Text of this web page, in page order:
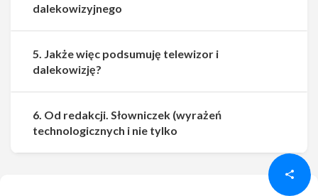
Udostępnij
dalekowizyjnego
5. Jakże więc podsumuję telewizor i
dalekowizję?
6. Od redakcji. Słowniczek (wyrażeń
technologicznych i nie tylko